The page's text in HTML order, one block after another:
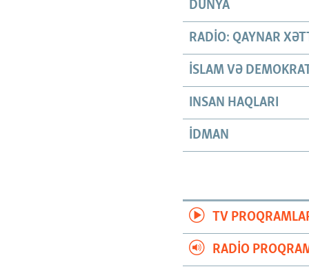
DÜNYA
RADIO: QAYNAR
İSLAM VƏ
INSAN HAQLARI
İDMAN
TV
RADIO